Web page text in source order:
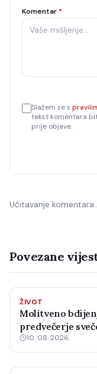
Komentar *
Slažem se s
tekst komentara
prije objave.
Učitavanje
Povezane
ŽIVOT
Molitveno
predvečerje
10. 08. 2026.